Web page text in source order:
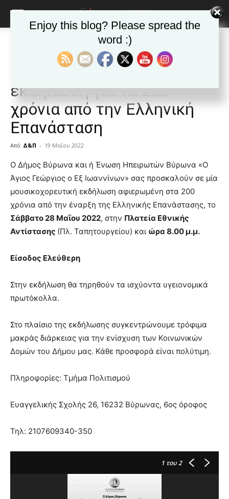
Ανακοινώσεις - Δελτία τύπου
Ανακοινώσεις - Δελτία τύπου Δημοφιλή άρθρα
Μουσικοχορευτική
εκδήλωση για τα 200
χρόνια από την Ελληνική
Επανάσταση
Από Δ&Π - 19 Μαΐου 2022
blonde
lesbians
very
hot
cam
show.desi
xxx
teaches
the
meaning
of
pornhun
hd
porn
Ο Δήμος Βύρωνα και ή Ένωση Ηπειρωτών Βύρωνα «Ο
Άγιος Γεώργιος ο Εξ Ιωαννίνων» σας προσκαλούν σε μία
μουσικοχορευτική εκδήλωση αφιερωμένη στα 200
χρόνια από την έναρξη της Ελληνικής Επανάστασης, το
Σάββατο 28 Μαΐου 2022, στην Πλατεία Εθνικής
Αντίστασης (Πλ. Ταπητουργείου) και ώρα 8.00 μ.μ.
Είσοδος Ελεύθερη
Στην εκδήλωση θα τηρηθούν τα ισχύοντα υγειονομικά
πρωτόκολλα.
Στο πλαίσιο της εκδήλωσης συγκεντρώνουμε τρόφιμα
μακράς διάρκειας για την ενίσχυση των Κοινωνικών
Δομών του Δήμου μας. Κάθε προσφορά είναι πολύτιμη.
Πληροφορίες: Τμήμα Πολιτισμού
Ευαγγελικής Σχολής 26, 16232 Βύρωνας, 6ος όροφος
Τηλ: 2107609340-350
1 του 2
Enjoy this blog? Please spread the
word :)